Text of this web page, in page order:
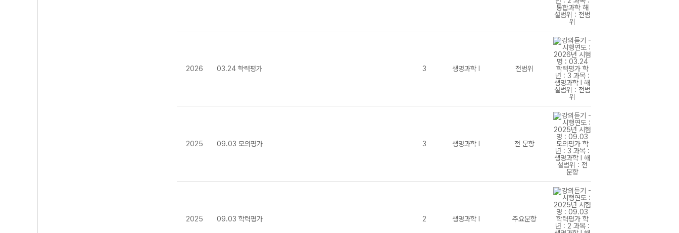
2026 03.24 학력평가 3 생명과학 I 전범위
2025 09.03 모의평가 3 생명과학 I 전 문항
2025 09.03 학력평가 2 생명과학 I 주요문항